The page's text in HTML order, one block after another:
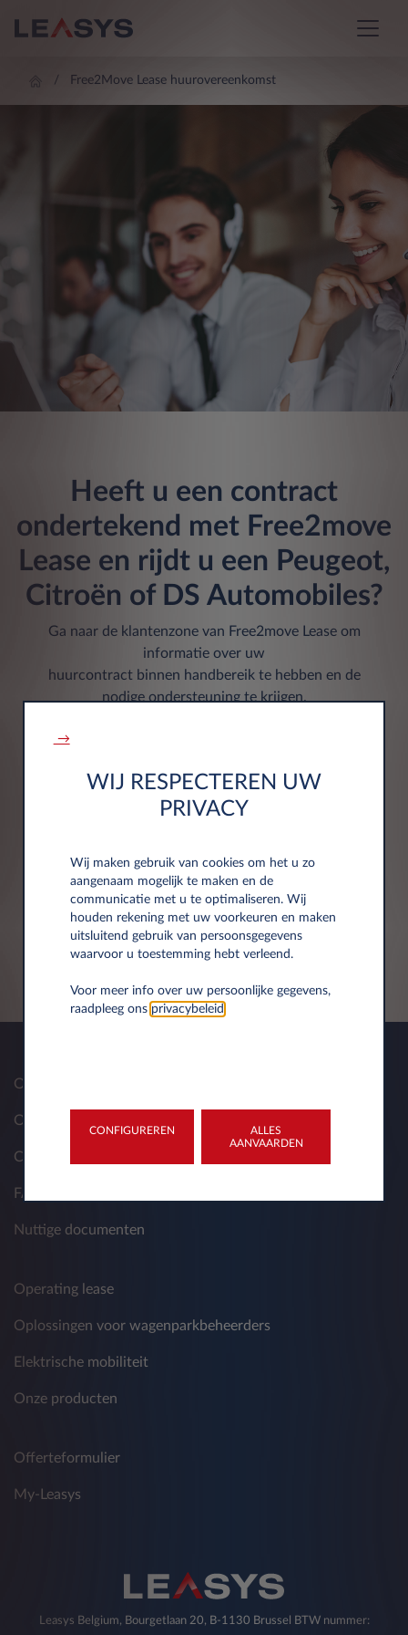
Free2Move Lease huurovereenkomst
Heeft u een contract
ondertekend met Free2move
Lease en rijdt u een Peugeot,
Citroën of DS Automobiles?
Ga naar de klantenzone van Free2move Lease om
informatie over uw
huurcontract binnen handbereik te hebben en de
nodige ondersteuning te krijgen.
Heeft u vragen of
opmerkingen?
belux@free2move-lease.com
Over ons
Onze oplossingen
Contacten
FAQ
Nuttige documenten
Operating lease
Oplossingen voor wagenparkbeheerders
Elektrische mobiliteit
Onze producten
Offerteformulier
My-Leasys
Leasys Belgium, Bourgetlaan 20, B-1130 Brussel BTW nummer:
→
WIJ RESPECTEREN UW
PRIVACY
Wij maken gebruik van cookies om het u zo
aangenaam mogelijk te maken en de
communicatie met u te optimaliseren. Wij
houden rekening met uw voorkeuren en maken
uitsluitend gebruik van persoonsgegevens
waarvoor u toestemming hebt verleend.
Voor meer info over uw persoonlijke gegevens,
raadpleeg ons privacybeleid.
CONFIGUREREN
ALLES
AANVAARDEN